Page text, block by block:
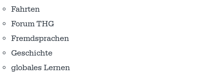
Fahrten
Forum THG
Fremdsprachen
Geschichte
globales Lernen